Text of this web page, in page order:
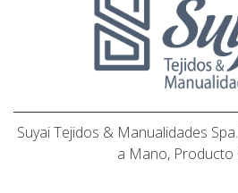
Suyai Tejidos & Manualidades
a Mano, Producto